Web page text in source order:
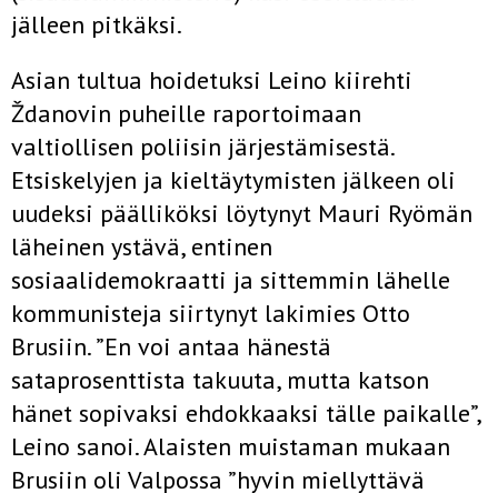
jälleen pitkäksi.
Asian tultua hoidetuksi Leino kiirehti
Ždanovin puheille raportoimaan
valtiollisen poliisin järjestämisestä.
Etsiskelyjen ja kieltäytymisten jälkeen oli
uudeksi päälliköksi löytynyt Mauri Ryömän
läheinen ystävä, entinen
sosiaalidemokraatti ja sittemmin lähelle
kommunisteja siirtynyt lakimies Otto
Brusiin. ”En voi antaa hänestä
sataprosenttista takuuta, mutta katson
hänet sopivaksi ehdokkaaksi tälle paikalle”,
Leino sanoi. Alaisten muistaman mukaan
Brusiin oli Valpossa ”hyvin miellyttävä